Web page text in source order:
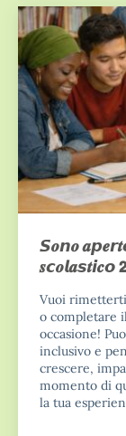
𝙎𝒐𝙣𝒐
𝒔𝙘𝒐𝙡𝒂𝙨𝒕𝙞𝒄𝙤
Vuoi
o completare
occasione!
inclusivo e
crescere,
momento di
la tua